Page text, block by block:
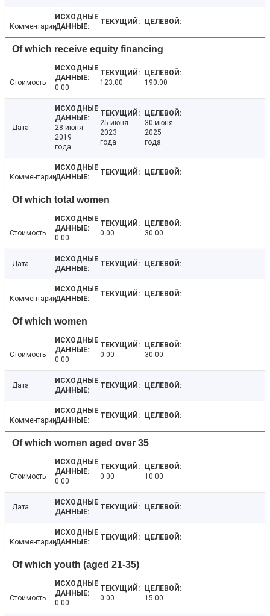
Комментарии
Of which receive equity financing
Стоимость
0.00
123.00 190.00
Дата
28 июня
2019
года
25 июня
2023
года
30 июня
2025
года
Комментарии
Of which total women
Стоимость
0.00
0.00 30.00
Дата
Комментарии
Of which women
Стоимость
0.00
0.00 30.00
Дата
Комментарии
Of which women aged over 35
Стоимость
0.00
0.00 10.00
Дата
Комментарии
Of which youth (aged 21-35)
Стоимость
0.00
0.00 15.00